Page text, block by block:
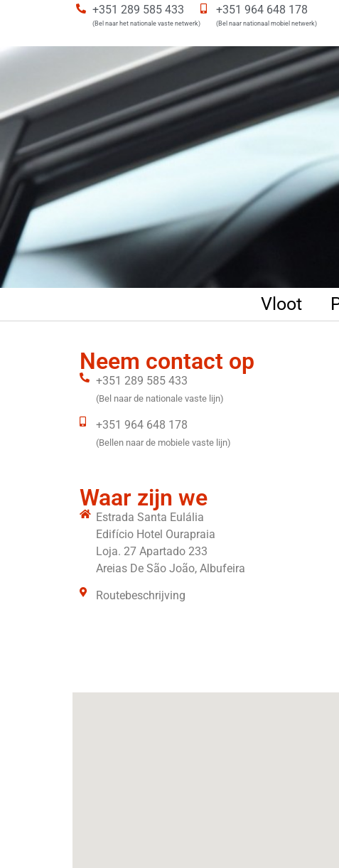
+351 289 585 433
(Bel naar het nationale vaste netwerk)
+351 964 648 178
(Bel naar nationaal mobiel netwerk)
Vloot
Neem contact op
+351 289 585 433
(Bel naar de nationale vaste lijn)
+351 964 648 178
(Bellen naar de mobiele vaste lijn)
Waar zijn we
Estrada Santa Eulália
Edifício Hotel Ourapraia
Loja. 27 Apartado 233
Areias De São João, Albufeira
Routebeschrijving